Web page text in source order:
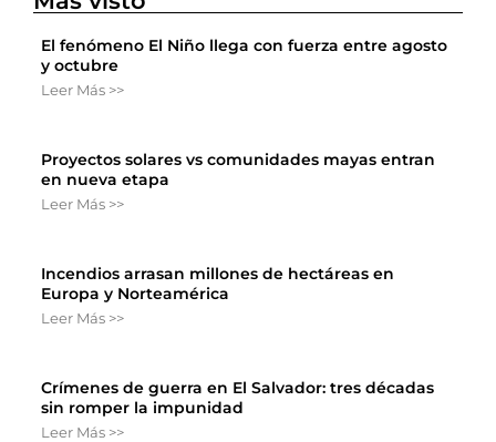
El fenómeno El Niño llega con fuerza entre agosto
y octubre
Leer Más >>
Proyectos solares vs comunidades mayas entran
en nueva etapa
Leer Más >>
Incendios arrasan millones de hectáreas en
Europa y Norteamérica
Leer Más >>
Crímenes de guerra en El Salvador: tres décadas
sin romper la impunidad
Leer Más >>